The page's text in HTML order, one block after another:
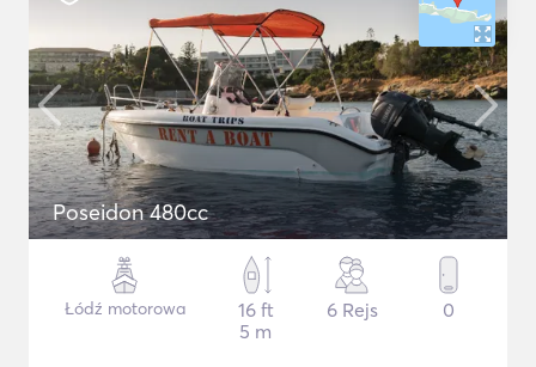
Poseidon 480cc
Łódź motorowa
16 ft
5 m
6 Rejs 0